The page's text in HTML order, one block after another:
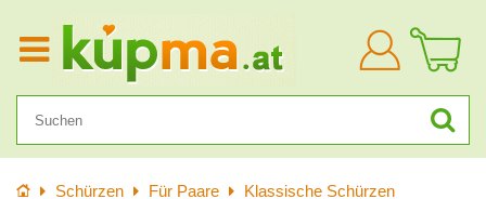
Anmelden
StartseiteSchürzen Für Paare Klassische Schürzen